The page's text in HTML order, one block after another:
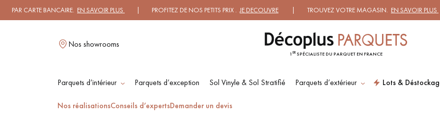
CARTE BANCAIRE.EN SAVOIR PLUS| PROFITEZ DE NOS PETITS PRIX .JE DECOUVRE| TROUVEZ VOTRE MAGASIN.EN SAVOIR PLUS|
Nos showrooms
1 ERSPÉCIALISTE DU PARQUET EN FRANCE
Parquets d’intérieur Parquets d’exception Sol Vinyle & Sol Stratifié Parquets d’extérieur Lots &
Nos réalisationsConseils d’expertsDemander un devisLES RECHERCHES LES PLUS